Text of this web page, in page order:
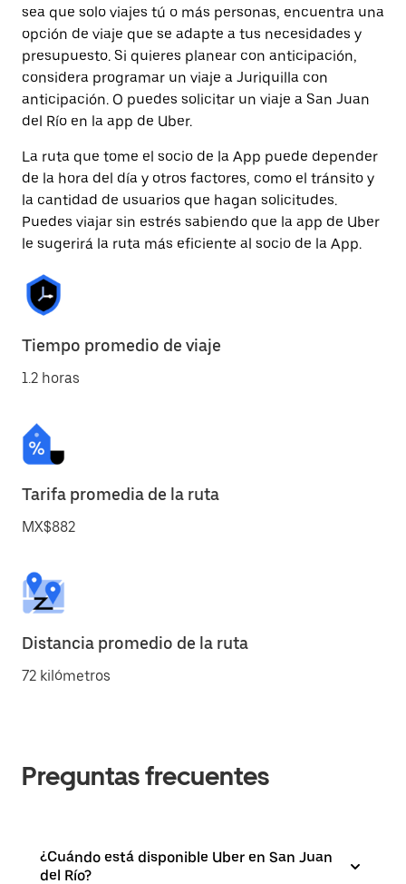
sea que solo viajes tú o más personas, encuentra una
opción de viaje que se adapte a tus necesidades y
presupuesto. Si quieres planear con anticipación,
considera programar un viaje a Juriquilla con
anticipación. O puedes solicitar un viaje a San Juan
del Río en la app de Uber.
La ruta que tome el socio de la App puede depender
de la hora del día y otros factores, como el tránsito y
la cantidad de usuarios que hagan solicitudes.
Puedes viajar sin estrés sabiendo que la app de Uber
le sugerirá la ruta más eficiente al socio de la App.
Tiempo promedio de viaje
1.2 horas
Tarifa promedia de la ruta
MX$882
Distancia promedio de la ruta
72 kilómetros
Preguntas frecuentes
¿Cuándo está disponible Uber en San Juan
del Río?